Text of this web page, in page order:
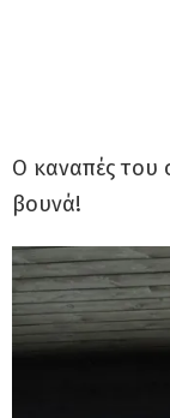
Ο καναπές του
βουνά!